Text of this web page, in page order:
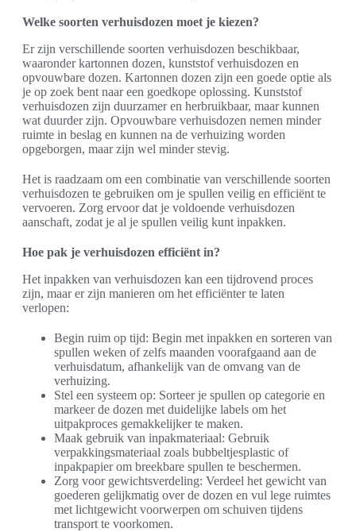
Welke soorten verhuisdozen moet je kiezen?
Er zijn verschillende soorten verhuisdozen beschikbaar,
waaronder kartonnen dozen, kunststof verhuisdozen en
opvouwbare dozen. Kartonnen dozen zijn een goede optie als
je op zoek bent naar een goedkope oplossing. Kunststof
verhuisdozen zijn duurzamer en herbruikbaar, maar kunnen
wat duurder zijn. Opvouwbare verhuisdozen nemen minder
ruimte in beslag en kunnen na de verhuizing worden
opgeborgen, maar zijn wel minder stevig.
Het is raadzaam om een combinatie van verschillende soorten
verhuisdozen te gebruiken om je spullen veilig en efficiënt te
vervoeren. Zorg ervoor dat je voldoende verhuisdozen
aanschaft, zodat je al je spullen veilig kunt inpakken.
Hoe pak je verhuisdozen efficiënt in?
Het inpakken van verhuisdozen kan een tijdrovend proces
zijn, maar er zijn manieren om het efficiënter te laten
verlopen:
Begin ruim op tijd: Begin met inpakken en sorteren van
spullen weken of zelfs maanden voorafgaand aan de
verhuisdatum, afhankelijk van de omvang van de
verhuizing.
Stel een systeem op: Sorteer je spullen op categorie en
markeer de dozen met duidelijke labels om het
uitpakproces gemakkelijker te maken.
Maak gebruik van inpakmateriaal: Gebruik
verpakkingsmateriaal zoals bubbeltjesplastic of
inpakpapier om breekbare spullen te beschermen.
Zorg voor gewichtsverdeling: Verdeel het gewicht van
goederen gelijkmatig over de dozen en vul lege ruimtes
met lichtgewicht voorwerpen om schuiven tijdens
transport te voorkomen.